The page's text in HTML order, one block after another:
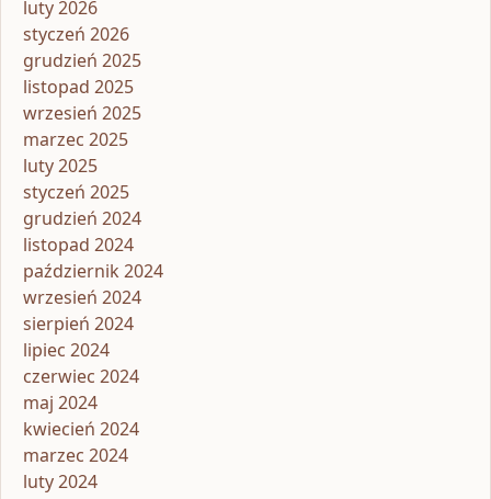
luty 2026
styczeń 2026
grudzień 2025
listopad 2025
wrzesień 2025
marzec 2025
luty 2025
styczeń 2025
grudzień 2024
listopad 2024
październik 2024
wrzesień 2024
sierpień 2024
lipiec 2024
czerwiec 2024
maj 2024
kwiecień 2024
marzec 2024
luty 2024